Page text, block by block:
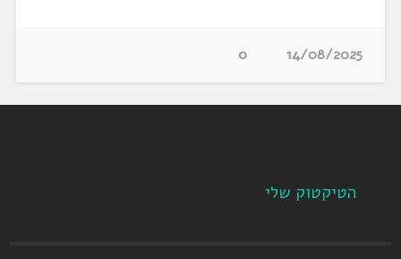
14/08/2025
0
הטיקטוק שלי